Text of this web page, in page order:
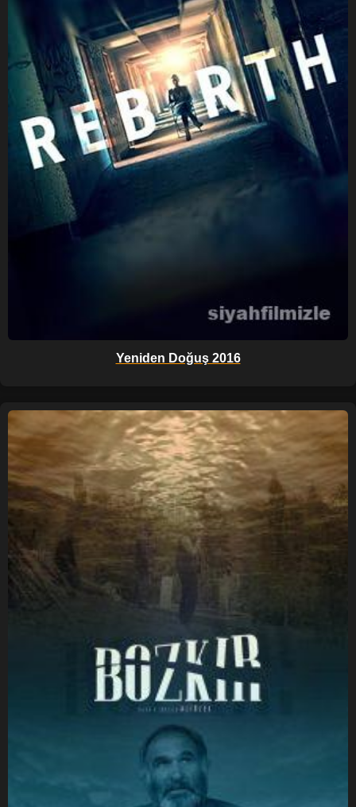
Yeniden Doğuş 2016